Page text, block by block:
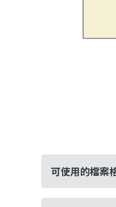
可使用的檔案